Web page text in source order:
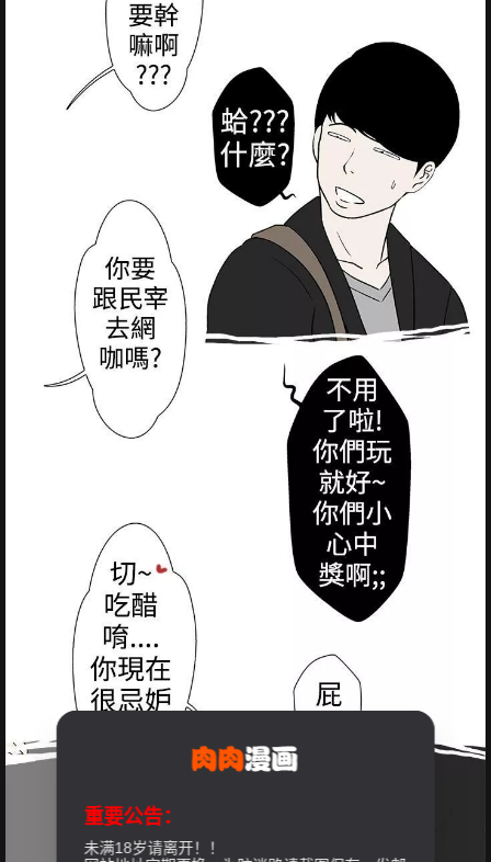
重要公告：
未满18岁请离开！！